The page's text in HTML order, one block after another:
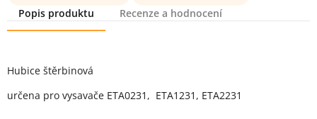
Popis produktu
Recenze a hodnocení
Hubice štěrbinová
určena pro vysavače ETA0231, ETA1231, ETA2231